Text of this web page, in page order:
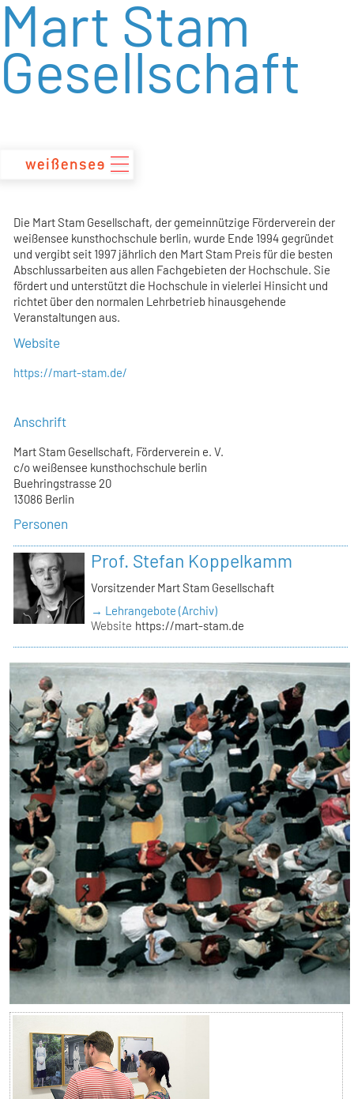
zum
Inhalt
Mart Stam
Gesellschaft
Die Mart Stam Gesellschaft, der gemeinnützige Förderverein der
weißensee kunsthochschule berlin, wurde Ende 1994 gegründet
und vergibt seit 1997 jährlich den Mart Stam Preis für die besten
Abschlussarbeiten aus allen Fachgebieten der Hochschule. Sie
fördert und unterstützt die Hochschule in vielerlei Hinsicht und
richtet über den normalen Lehrbetrieb hinausgehende
Veranstaltungen aus.
Website
https://mart-stam.de/
Anschrift
Mart Stam Gesellschaft, Förderverein e. V.
c/o weißensee kunsthochschule berlin
Buehringstrasse 20
13086 Berlin
Personen
Prof. Stefan Koppelkamm
Vorsitzender Mart Stam Gesellschaft
→ Lehrangebote (Archiv)
Website https://mart-stam.de